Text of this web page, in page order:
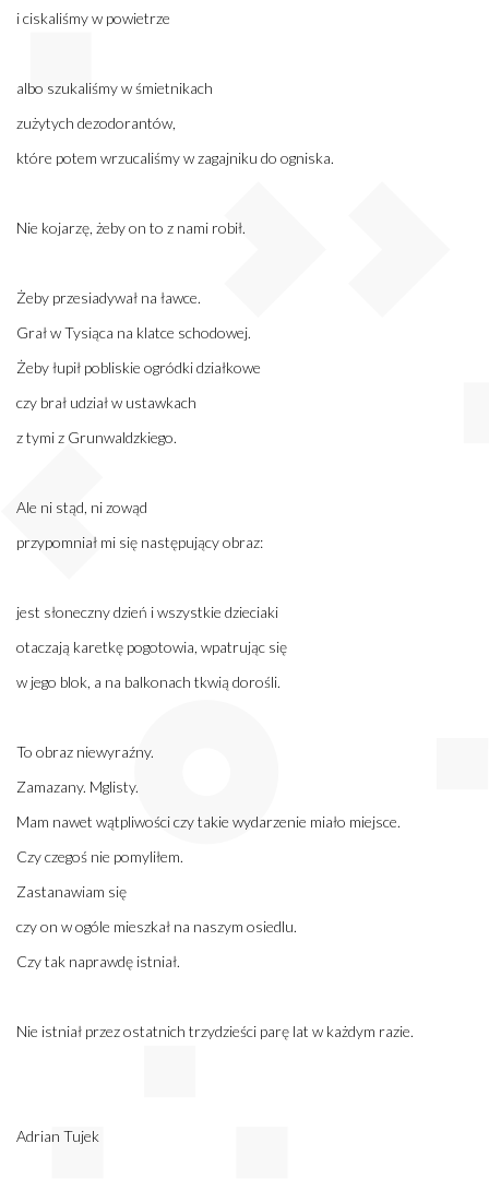
i ciskaliśmy w powietrze
albo szukaliśmy w śmietnikach
zużytych dezodorantów,
które potem wrzucaliśmy w zagajniku do ogniska.
Nie kojarzę, żeby on to z nami robił.
Żeby przesiadywał na ławce.
Grał w Tysiąca na klatce schodowej.
Żeby łupił pobliskie ogródki działkowe
czy brał udział w ustawkach
z tymi z Grunwaldzkiego.
Ale ni stąd, ni zowąd
przypomniał mi się następujący obraz:
jest słoneczny dzień i wszystkie dzieciaki
otaczają karetkę pogotowia, wpatrując się
w jego blok, a na balkonach tkwią dorośli.
To obraz niewyraźny.
Zamazany. Mglisty.
Mam nawet wątpliwości czy takie wydarzenie miało miejsce.
Czy czegoś nie pomyliłem.
Zastanawiam się
czy on w ogóle mieszkał na naszym osiedlu.
Czy tak naprawdę istniał.
Nie istniał przez ostatnich trzydzieści parę lat w każdym razie.
Adrian Tujek